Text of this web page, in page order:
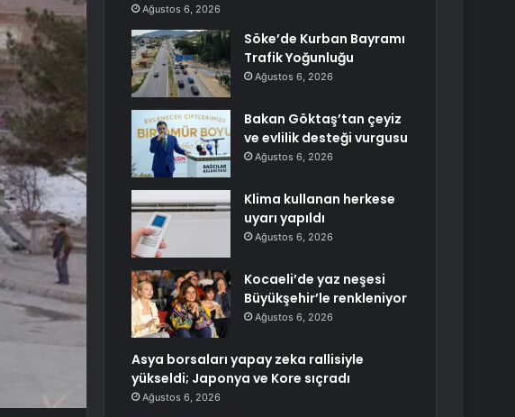
Ağustos 6, 2026
Söke’de Kurban Bayramı
Trafik Yoğunluğu
Ağustos 6, 2026
Bakan Göktaş’tan çeyiz
ve evlilik desteği vurgusu
Ağustos 6, 2026
Klima kullanan herkese
uyarı yapıldı
Ağustos 6, 2026
Kocaeli’de yaz neşesi
Büyükşehir’le renkleniyor
Ağustos 6, 2026
Asya borsaları yapay zeka rallisiyle
yükseldi; Japonya ve Kore sıçradı
Ağustos 6, 2026